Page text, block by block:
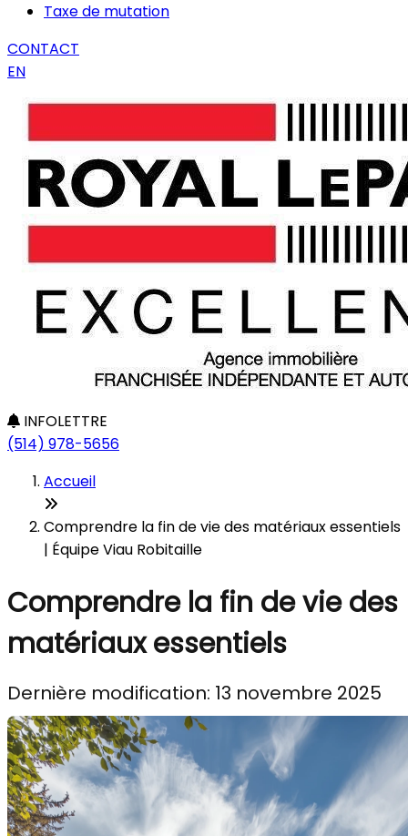
Taxe de mutation
CONTACT
EN
INFOLETTRE
(514) 978-5656
Accueil
Comprendre la fin de vie des matériaux essentiels
| Équipe Viau Robitaille
Comprendre la fin de vie des
matériaux essentiels
Dernière modification: 13 novembre 2025